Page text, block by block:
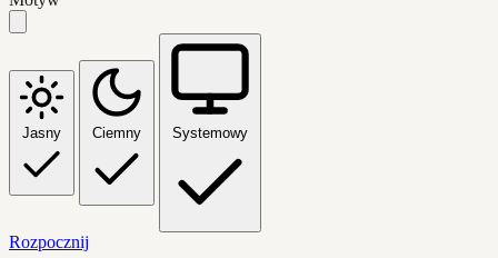
Jasny Ciemny Systemowy
Rozpocznij